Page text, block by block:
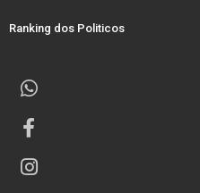
Ranking dos Politicos